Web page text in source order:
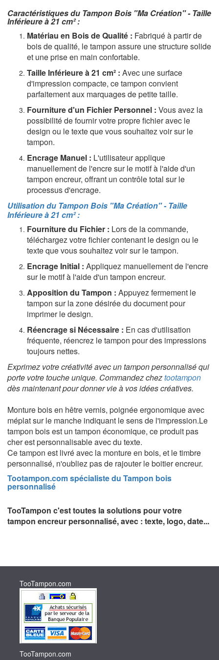
Caractéristiques du Tampon Bois "Ma Création" - Taille
Inférieure à 21 cm² :
Matériau en Bois de Qualité : Fabriqué à partir de
bois de qualité, le tampon assure une structure solide
et une prise en main confortable.
Taille Inférieure à 21 cm² : Avec une surface
d'impression compacte, ce tampon convient
parfaitement aux marquages de petite taille.
Fourniture d'un Fichier Personnel : Vous avez la
possibilité de fournir votre propre fichier avec le
design ou le texte que vous souhaitez voir sur le
tampon.
Encrage Manuel : L'utilisateur applique
manuellement de l'encre sur le motif à l'aide d'un
tampon encreur, offrant un contrôle total sur le
processus d'encrage.
Utilisation du Tampon Bois "Ma Création" - Taille
Inférieure à 21 cm² :
Fourniture du Fichier : Lors de la commande,
téléchargez votre fichier contenant le design ou le
texte que vous souhaitez voir sur le tampon.
Encrage Initial : Appliquez manuellement de l'encre
sur le motif à l'aide d'un tampon encreur.
Apposition du Tampon : Appuyez fermement le
tampon sur la zone désirée du document pour
imprimer le design.
Réencrage si Nécessaire : En cas d'utilisation
fréquente, réencrez le tampon pour des impressions
toujours nettes.
Exprimez votre créativité avec un tampon personnalisé qui
porte votre touche unique. Commandez cheztootampon
dès maintenant pour donner vie à vos idées créatives.
Monture bois en hêtre vernis, poignée ergonomique avec
méplat sur le manche indiquant le sens de l'impression.Le
tampon bois est un tampon économique, ce produit pas
cher est personnalisable avec du texte.
Ce tampon est livré avec la monture en bois, et le timbre
personnalisé, n'oubliez pas de rajouter le boitier encreur.
Tootampon.com spécialiste du Tampon bois
personnalisé
TooTampon c'est toutes la solutions pour votre
tampon encreur personnalisé, avec : texte, logo, date...
TooTampon.com
TooTampon.com